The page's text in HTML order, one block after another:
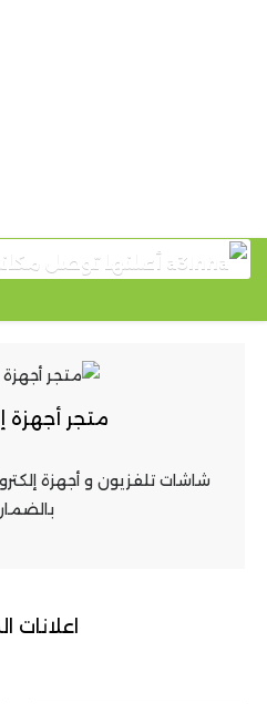
متجر أجهزة
شاشات تلفزيون و أجهزة
اعلانات